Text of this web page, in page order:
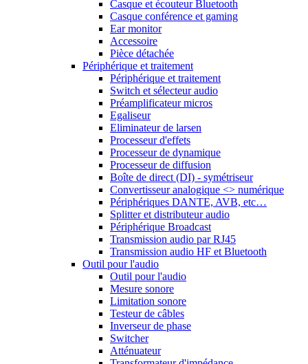
Casque et écouteur Bluetooth
Casque conférence et gaming
Ear monitor
Accessoire
Pièce détachée
Périphérique et traitement
Périphérique et traitement
Switch et sélecteur audio
Préamplificateur micros
Egaliseur
Eliminateur de larsen
Processeur d'effets
Processeur de dynamique
Processeur de diffusion
Boîte de direct (DI) - symétriseur
Convertisseur analogique <> numérique
Périphériques DANTE, AVB, etc…
Splitter et distributeur audio
Périphérique Broadcast
Transmission audio par RJ45
Transmission audio HF et Bluetooth
Outil pour l'audio
Outil pour l'audio
Mesure sonore
Limitation sonore
Testeur de câbles
Inverseur de phase
Switcher
Atténuateur